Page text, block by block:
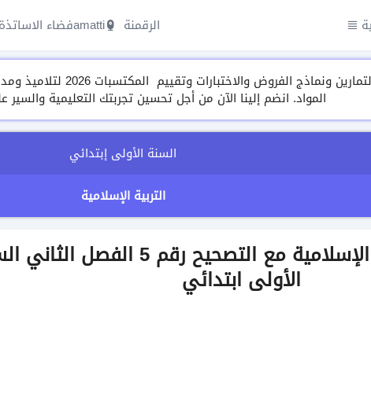
الرقمنة amatti فضاء الاساتذة
مجموعة متنوعة من
المواد. انضم إلينا الآن من أجل تحسين تجربتك التعليمية
السنة الأولى إبتدائي
التربية الإسلامية
اختبار في التربية الإسلامية مع التصحيح رقم 5
الأولى ابتدائي